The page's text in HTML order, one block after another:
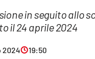
in seguito allo
il 24 aprile 2024
2024 19:50